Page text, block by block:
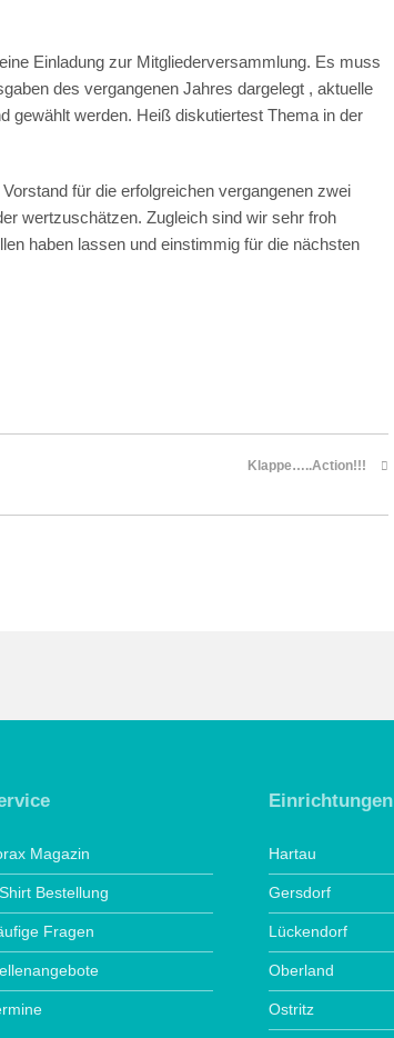
Einladung zur Mitgliederversammlung. Es muss
des vergangenen Jahres dargelegt , aktuelle
gewählt werden. Heiß diskutiertest Thema in der
für die erfolgreichen vergangenen zwei
wertzuschätzen. Zugleich sind wir sehr froh
haben lassen und einstimmig für die nächsten
Klappe…..Action!!!
Magazin
Bestellung
Fragen
Einrichtungen
Hartau
Gersdorf
Lückendorf
Oberland
Ostritz